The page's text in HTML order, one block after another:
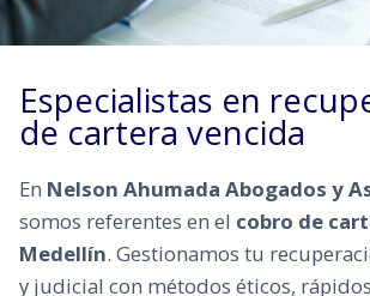
Especialistas en
de cartera vencida
En Nelson Ahumada Abogados y
somos referentes en el cobro de
Medellín. Gestionamos tu
y judicial con métodos éticos,